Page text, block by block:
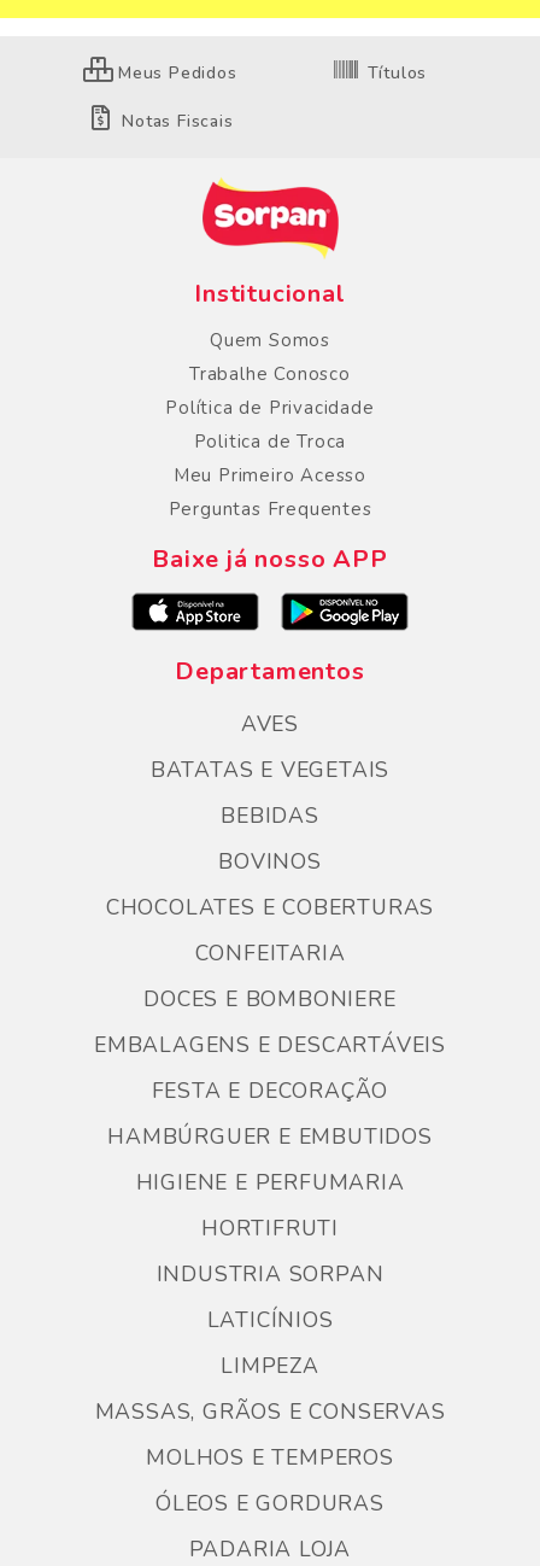
Meus Pedidos Títulos
Notas Fiscais
Institucional
Quem Somos
Trabalhe Conosco
Política de Privacidade
Politica de Troca
Meu Primeiro Acesso
Perguntas Frequentes
Baixe já nosso APP
Departamentos
AVES
BATATAS E VEGETAIS
BEBIDAS
BOVINOS
CHOCOLATES E COBERTURAS
CONFEITARIA
DOCES E BOMBONIERE
EMBALAGENS E DESCARTÁVEIS
FESTA E DECORAÇÃO
HAMBÚRGUER E EMBUTIDOS
HIGIENE E PERFUMARIA
HORTIFRUTI
INDUSTRIA SORPAN
LATICÍNIOS
LIMPEZA
MASSAS, GRÃOS E CONSERVAS
MOLHOS E TEMPEROS
ÓLEOS E GORDURAS
PADARIA LOJA